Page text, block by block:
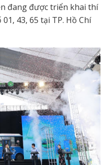
đang được triển khai thí
43, 65 tại TP. Hồ Chí